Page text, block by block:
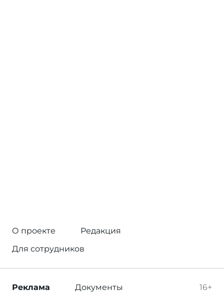
О проекте
Редакция
Для сотрудников
16+
Реклама Документы